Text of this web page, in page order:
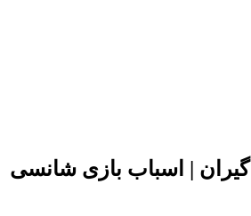
| اسباب بازی شانسی